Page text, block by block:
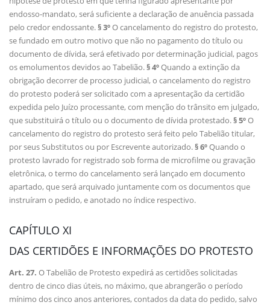
endosso-mandato, será suficiente a declaração de anuência passada
pelo credor endossante.§ 3ºO cancelamento do registro do protesto,
se fundado em outro motivo que não no pagamento do título ou
documento de dívida, será efetivado por determinação judicial, pagos
os emolumentos devidos ao Tabelião.§ 4ºQuando a extinção da
obrigação decorrer de processo judicial, o cancelamento do registro
do protesto poderá ser solicitado com a apresentação da certidão
expedida pelo Juízo processante, com menção do trânsito em julgado,
que substituirá o título ou o documento de dívida protestado.§ 5ºO
cancelamento do registro do protesto será feito pelo Tabelião titular,
por seus Substitutos ou por Escrevente autorizado.§ 6ºQuando o
protesto lavrado for registrado sob forma de microfilme ou gravação
eletrônica, o termo do cancelamento será lançado em documento
apartado, que será arquivado juntamente com os documentos que
instruíram o pedido, e anotado no índice respectivo.
CAPÍTULO XI
DAS CERTIDÕES E INFORMAÇÕES DO PROTESTO
Art. 27. O Tabelião de Protesto expedirá as certidões solicitadas
dentro de cinco dias úteis, no máximo, que abrangerão o período
mínimo dos cinco anos anteriores, contados da data do pedido, salvo